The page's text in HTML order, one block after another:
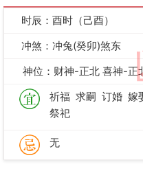
时辰：酉时（己酉）
冲煞：冲兔(癸卯)煞东
神位：财神-正北 喜神-正
祈福 求嗣 订婚 嫁
祭祀
无